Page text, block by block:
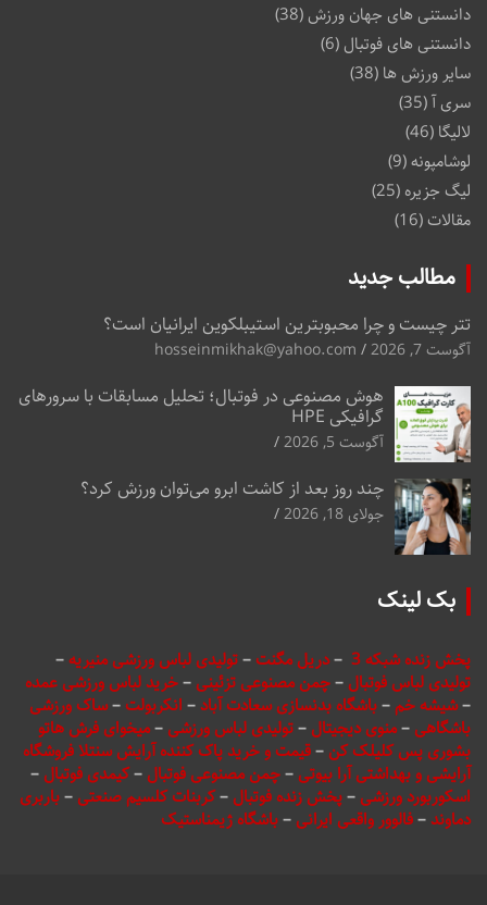
دانستنی های جهان ورزش(38)
دانستنی های فوتبال (6)
سایر ورزش ها (38)
سری آ(35)
لالیگا (46)
لوشامپونه(9)
لیگ جزیره (25)
مقالات(16)
مطالب جدید
تتر چیست و چرا محبوبترین استیبلکوین ایرانیان است؟
آگوست 7, 2026 hosseinmikhak@yahoo.com
هوش مصنوعی در فوتبال؛ تحلیل مسابقات با سرورهای
گرافیکی HPE
آگوست 5, 2026
چند روز بعد از کاشت ابرو می‌توان ورزش کرد؟
جولای 18, 2026
بک لینک
پخش زنده شبکه 3 –دریل مگنت–تولیدی لباس ورزشی منیریه–
تولیدی لباس فوتبال –چمن مصنوعی تزئینی –خرید لباس ورزشی عمده
–شیشه خم–باشگاه بدنسازی سعادت آباد – انکربولت–ساک ورزشی
باشگاهی –منوی دیجیتال –تولیدی لباس ورزشی –میخوای فرش هاتو
بشوری پس کلیلک کن –قیمت و خرید پاک کننده آرایش سنتلا فروشگاه
آرایشی و بهداشتی آرا بیوتی –چمن مصنوعی فوتبال –کیمدی فوتبال –
اسکوربورد ورزشی –پخش زنده فوتبال –کربنات کلسیم صنعتی –باربری
دماوند–فالوور واقعی ایرانی –باشگاه ژیمناستیک